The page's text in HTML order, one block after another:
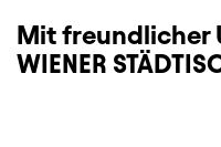
Mit freundlicher
WIENER